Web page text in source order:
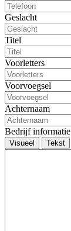
Geslacht
Titel
Voorletters
Voorvoegsel
Achternaam
Bedrijf informatie
Visueel Tekst